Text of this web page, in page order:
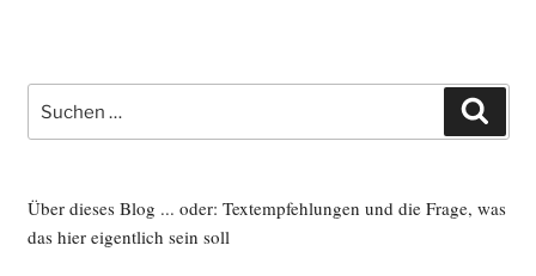
nach:
Über dieses Blog ... oder: Textempfehlungen und die Frage, was
das hier eigentlich sein soll